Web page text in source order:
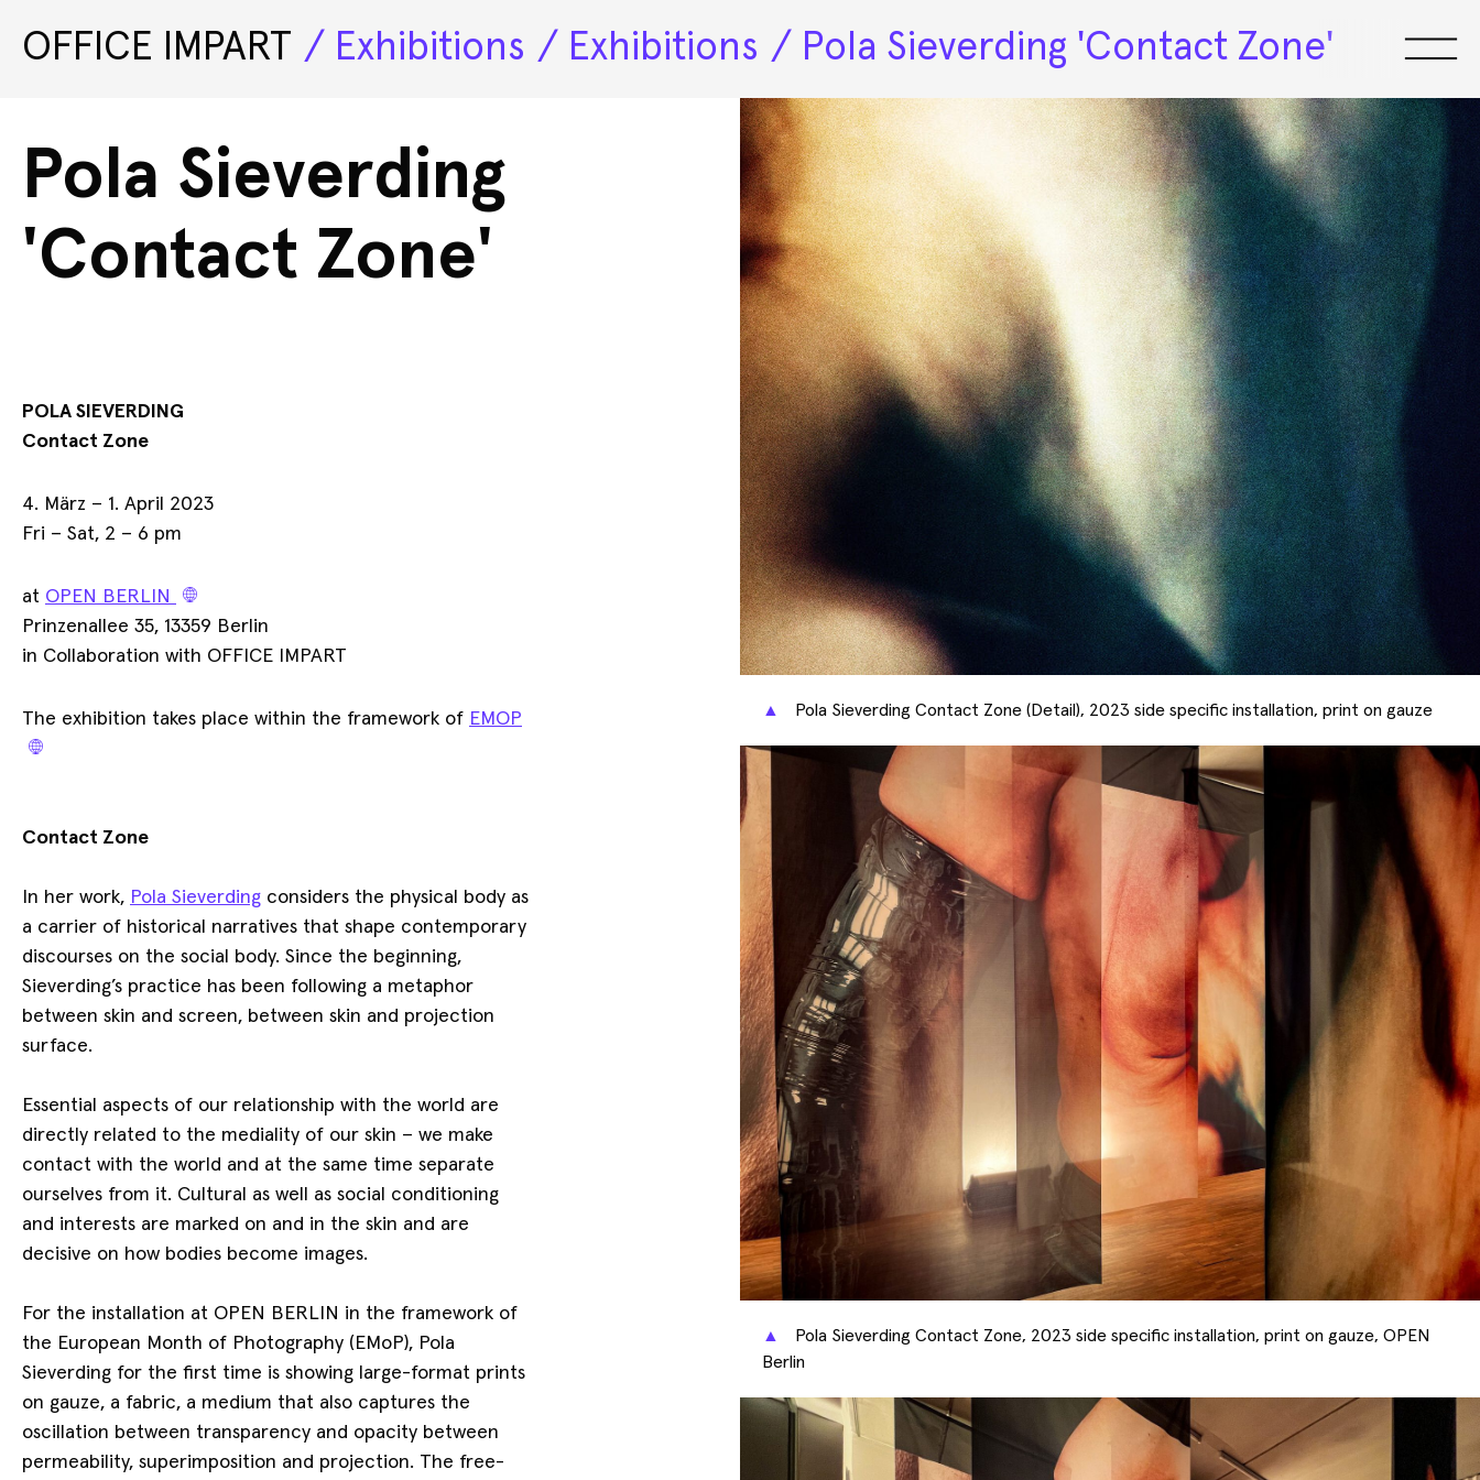
OFFICE IMPART Exhibitions Exhibitions Pola Sieverding 'Contact Zone'
Pola Sieverding
'Contact Zone'
POLA SIEVERDING
Contact Zone
4. März – 1. April 2023
Fri – Sat, 2 – 6 pm
at OPEN BERLIN
Prinzenallee 35, 13359 Berlin
in Collaboration with OFFICE IMPART
The exhibition takes place within the framework of EMOP
Contact Zone
In her work, Pola Sieverding considers the physical body as
a carrier of historical narratives that shape contemporary
discourses on the social body. Since the beginning,
Sieverding’s practice has been following a metaphor
between skin and screen, between skin and projection
surface.
Essential aspects of our relationship with the world are
directly related to the mediality of our skin – we make
contact with the world and at the same time separate
ourselves from it. Cultural as well as social conditioning
and interests are marked on and in the skin and are
decisive on how bodies become images.
For the installation at OPEN BERLIN in the framework of
the European Month of Photography (EMoP), Pola
Sieverding for the first time is showing large-format prints
on gauze, a fabric, a medium that also captures the
oscillation between transparency and opacity between
permeability, superimposition and projection. The free-
▲ Pola Sieverding Contact Zone (Detail), 2023 side specific installation, print on gauze
▲
Pola Sieverding Contact Zone, 2023 side specific installation, print on gauze, OPEN
Berlin
Drawings
09.06. – 03.07.2026 Show
NEWS + UPCOMING
Take a look at our projects that are currently on
view or coming next
Show
Jonas Lund –
Salerooms
Basel Social Club 2026
Art Basel 2026
Jan Robert Leegte